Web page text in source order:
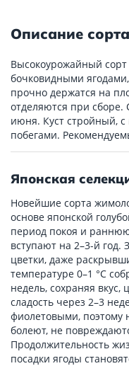
Описание
Высокоурожайный
бочковидными
прочно держатся на
отделяются при сборе.
июня. Куст стройный,
побегами.
Японская
Новейшие сорта
основе японской
период покоя и
вступают на 2–3-й год.
цветки, даже
температуре 0–1 °C
недель, сохраняя
сладость через 2–3
фиолетовыми, поэтому
болеют, не
Продолжительность
посадки ягоды